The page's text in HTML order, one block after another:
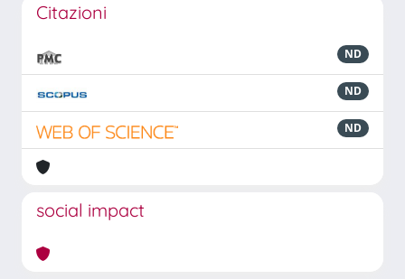
Citazioni
ND
ND
ND
social impact